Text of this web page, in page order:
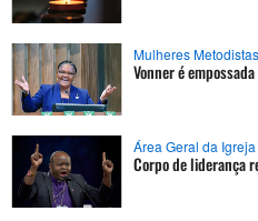
Mulheres
Vonner é
Área Geral da Igreja
Corpo de liderança